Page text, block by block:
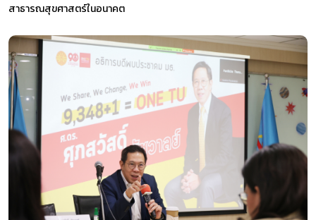
สาธารณสุขศาสตร์ในอนาคต